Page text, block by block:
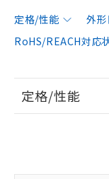
定格/性能 外
RoHS/REACH対応
定格/性能